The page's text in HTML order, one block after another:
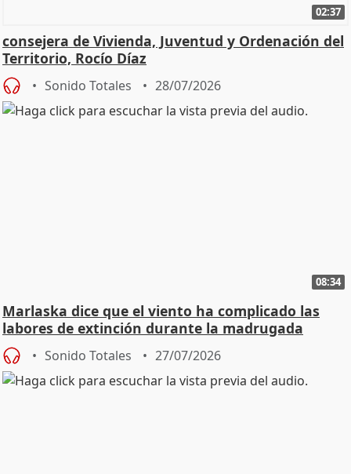
02:37
consejera de Vivienda, Juventud y Ordenación del
Territorio, Rocío Díaz
Sonido Totales 28/07/2026
08:34
Marlaska dice que el viento ha complicado las
labores de extinción durante la madrugada
Sonido Totales 27/07/2026